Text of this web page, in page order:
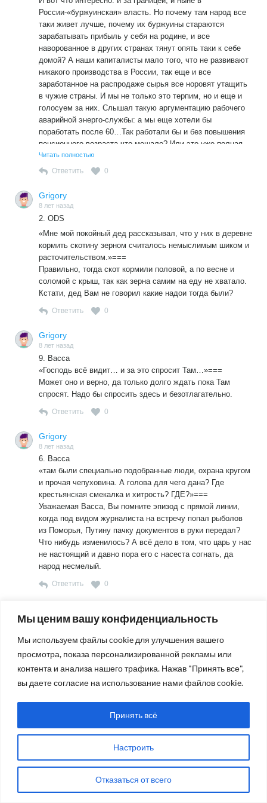
Мы ценим вашу конфиденциальность
Мы используем файлы cookie для улучшения вашего
просмотра, показа персонализированной рекламы или
контента и анализа нашего трафика. Нажав "Принять все",
вы даете согласие на использование нами файлов cookie.
Настроить
Отказаться от всего
Принять всё
России-«буржуинская» власть. Но почему там народ все
таки живет лучше, почему их буржуины стараются
зарабатывать прибыль у себя на родине, и все
наворованное в других странах тянут опять таки к себе
домой? А наши капиталисты мало того, что не развивают
никакого производства в России, так еще и все
заработанное на распродаже сырья все норовят утащить
в чужие страны. И мы не только это терпим, но и еще и
голосуем за них. Слышал такую аргументацию рабочего
аварийной энерго-службы: а мы еще хотели бы
поработать после 60…Так работали бы и без повышения
пенсионного возраста-что мешало? Или это уже полная
деградация мышления? Тогда с кем же идти на
баррикады- с такими …не знаю, даже как их назвать.
Читать полностью
Ответить 0
Grigory
8 лет назад
2. ODS
«Мне мой покойный дед рассказывал, что у них в деревне
кормить скотину зерном считалось немыслимым шиком и
расточительством.»===
Правильно, тогда скот кормили половой, а по весне и
соломой с крыш, так как зерна самим на еду не хватало.
Кстати, дед Вам не говорил какие надои тогда были?
Ответить 0
Grigory
8 лет назад
9. Васса
«Господь всё видит… и за это спросит Там…»===
Может оно и верно, да только долго ждать пока Там
спросят. Надо бы спросить здесь и безотлагательно.
Ответить 0
Grigory
8 лет назад
6. Васса
«там были специально подобранные люди, охрана кругом
и прочая чепуховина. А голова для чего дана? Где
крестьянская смекалка и хитрость? ГДЕ?»===
Уважаемая Васса, Вы помните эпизод с прямой линии,
когда под видом журналиста на встречу попал рыболов
из Поморья, Путину пачку документов в руки передал?
Что нибудь изменилось? А всё дело в том, что царь у нас
не настоящий и давно пора его с насеста согнать, да
народ несмелый.
Ответить 0
8 лет назад
Путина говорит о том, что люди не готовы спокойно и
настойчиво сказать правду в глаза сегодняшнему
монарху. А потому их молчание сродни попыткам
достучаться до ума (не до души уж…) коллег (читай
ступе толочь — маслице не собьётся. День-два как
садоводы на автоостановке возмущаются взлетевшей
ценой (и заодно качеством) пшена. Надоело слушать,
голосовали? И — тишина, даже не обругал меня никто.
Вот прижмёт власть пожёстче — и, глядишь, от вопросов
каждый перейдёт к ответам, сначала самому себе, а там